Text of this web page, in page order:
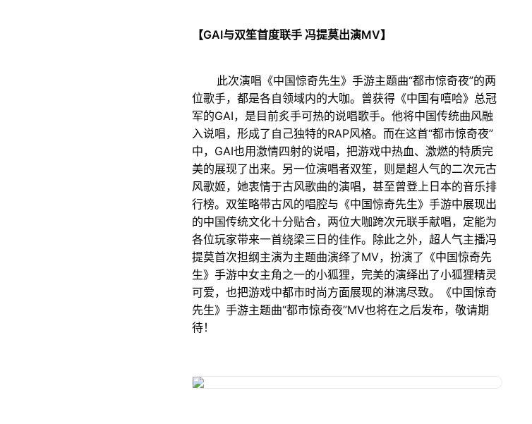
【GAI与双笙首度联手 冯提莫出演MV】
此次演唱《中国惊奇先生》手游主题曲“都市惊奇夜”的两
位歌手，都是各自领域内的大咖。曾获得《中国有嘻哈》总冠
军的GAI，是目前炙手可热的说唱歌手。他将中国传统曲风融
入说唱，形成了自己独特的RAP风格。而在这首“都市惊奇夜”
中，GAI也用激情四射的说唱，把游戏中热血、激燃的特质完
美的展现了出来。另一位演唱者双笙，则是超人气的二次元古
风歌姬，她衷情于古风歌曲的演唱，甚至曾登上日本的音乐排
行榜。双笙略带古风的唱腔与《中国惊奇先生》手游中展现出
的中国传统文化十分贴合，两位大咖跨次元联手献唱，定能为
各位玩家带来一首绕梁三日的佳作。除此之外，超人气主播冯
提莫首次担纲主演为主题曲演绎了MV，扮演了《中国惊奇先
生》手游中女主角之一的小狐狸，完美的演绎出了小狐狸精灵
可爱，也把游戏中都市时尚方面展现的淋漓尽致。《中国惊奇
先生》手游主题曲“都市惊奇夜”MV也将在之后发布，敬请期
待！